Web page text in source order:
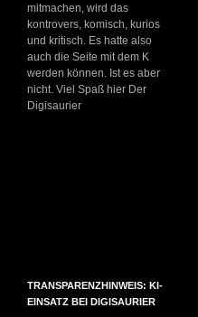
mitmachen, wird das
kontrovers, komisch, kurios
und kritisch. Es hatte also
auch die Seite mit dem K
werden können. Ist es aber
nicht. Viel Spaß hier Der
Digisaurier
TRANSPARENZHINWEIS: KI-
EINSATZ BEI DIGISAURIER